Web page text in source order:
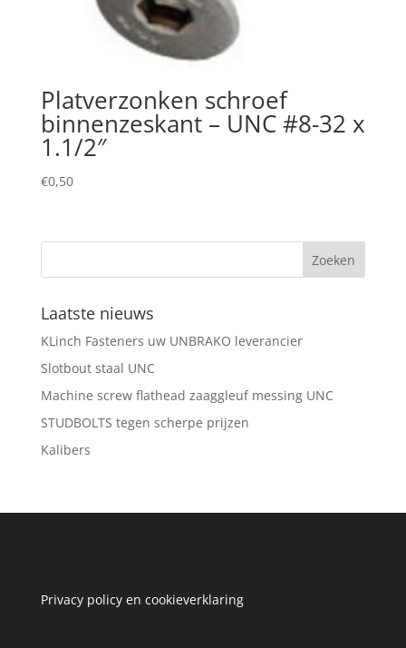
Platverzonken schroef
binnenzeskant – UNC #8-32 x
1.1/2″
€0,50
Laatste nieuws
KLinch Fasteners uw UNBRAKO leverancier
Slotbout staal UNC
Machine screw flathead zaaggleuf messing UNC
STUDBOLTS tegen scherpe prijzen
Kalibers
Privacy policy en cookieverklaring